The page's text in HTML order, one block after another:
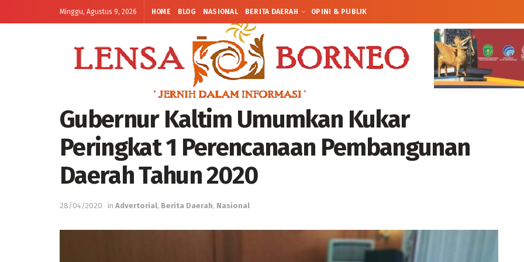
Minggu, Agustus 9, 2026 HOME BLOG NASIONAL BERITA DAERAH OPINI & PUBLIK
Gubernur Kaltim Umumkan Kukar
Peringkat 1 Perencanaan Pembangunan
Daerah Tahun 2020
28/04/2020 in Advertorial, Berita Daerah, Nasional